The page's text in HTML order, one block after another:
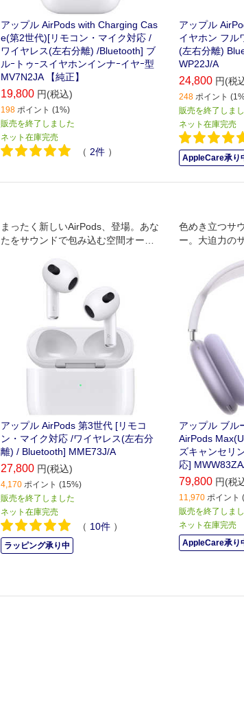
アップル AirPods with Charging Cas
e(第2世代)[リモコン・マイク対応 /
ワイヤレス(左右分離) /Bluetooth] ブ
ルｰトゥｰスイヤホンインナｰイヤｰ型
MV7N2JA 【純正】
19,800 円(税込)
198 ポイント (1%)
販売を終了しました
ネット在庫完売
（ 2件 ）
アップル
イヤホン フル
(左右分離)
WP22J/A
24,800 円(税
248 ポイント
販売を終了しま
ネット在庫完売
AppleCare承り
まったく新しいAirPods、登場。あな
たをサウンドで包み込む空間オーデ
するアダプティブイコライゼーショ
ン。一段と長持ちするバッテリー
アップル AirPods 第3世代 [リモコ
ン・マイク対応 /ワイヤレス(左右分
離) / Bluetooth] MME73J/A
27,800 円(税込)
4,170 ポイント (15%)
販売を終了しました
ネット在庫完売
（ 10件 ）
ラッピング承り中
色めき立つサ
ー。大迫力の
アップル ブル
AirPods
ズキャンセリ
応]
79,800 円(税
11,970 ポイント
販売を終了しま
ネット在庫完売
AppleCare承り